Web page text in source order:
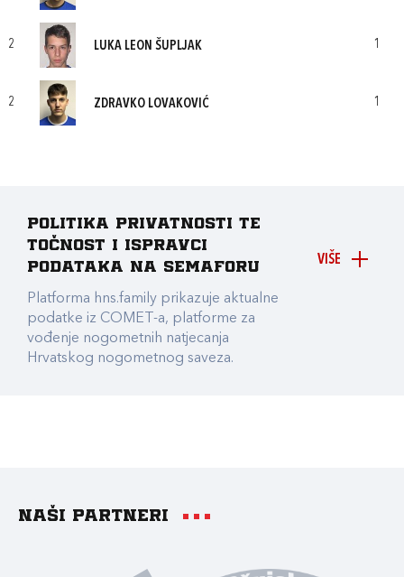
2 LUKA LEON ŠUPLJAK 1
2 ZDRAVKO LOVAKOVIĆ 1
VIŠE
Politika privatnosti te
točnost i ispravci
podataka na Semaforu
Platforma hns.family prikazuje aktualne
podatke iz COMET-a, platforme za
vođenje nogometnih natjecanja
Hrvatskog nogometnog saveza.
Naši partneri